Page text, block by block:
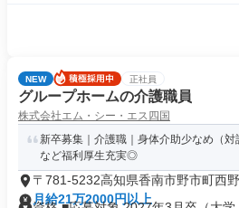
NEW 正社員
グループホームの介護職員
株式会社エム・シー・エス四国
新卒募集｜介護職｜身体介助少なめ（
など福利厚生充実◎
〒781-5232高知県香南市野市町西野
月給21万2000円以上